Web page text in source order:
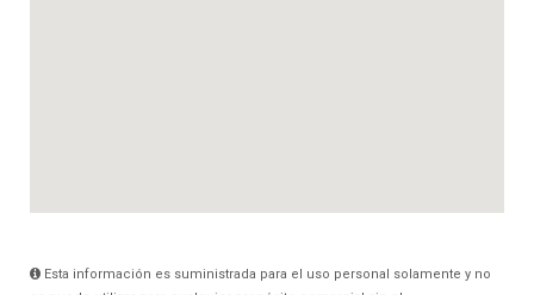
Esta información es suministrada para el uso personal solamente y no